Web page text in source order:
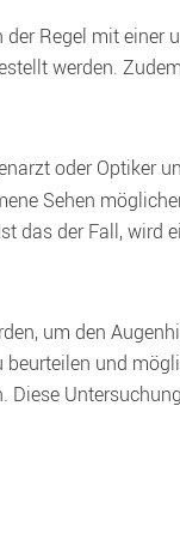
Regel mit
werden.
oder Optiker
Sehen
der Fall, wird
um den
und